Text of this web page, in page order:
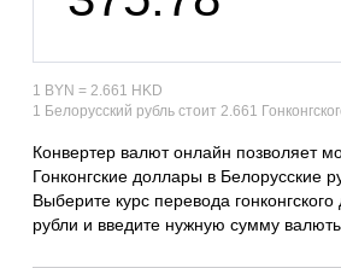
1 BYN = 2.661 HKD
1 Белорусский рубль стоит 2.661
Конвертер валют онлайн позволяет
Гонконгские доллары в Белорусские
Выберите курс перевода
рубли и введите нужную сумму